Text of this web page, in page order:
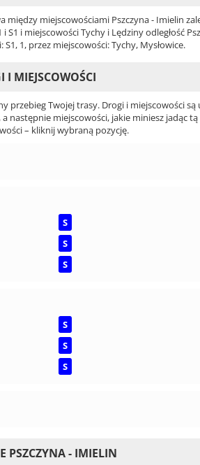
między miejscowościami Pszczyna - Imielin
S1 i miejscowości Tychy i Lędziny odległość
1, przez miejscowości: Tychy, Mysłowice.
I MIEJSCOWOŚCI
przebieg Twojej trasy. Drogi i miejscowości
następnie miejscowości, jakie miniesz jadąc
– kliknij wybraną pozycję.
S
S
S
S
S
S
PSZCZYNA - IMIELIN